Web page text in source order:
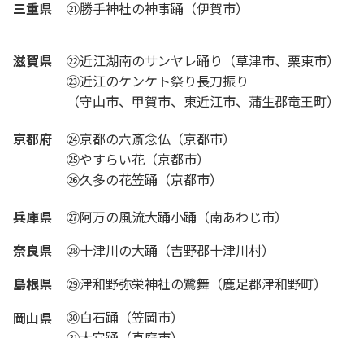
三重県
㉑勝手神社の神事踊（伊賀市）
滋賀県
㉒近江湖南のサンヤレ踊り（草津市、栗東市）
㉓近江のケンケト祭り長刀振り
（守山市、甲賀市、東近江市、蒲生郡竜王町）
京都府
㉔京都の六斎念仏（京都市）
㉕やすらい花（京都市）
㉖久多の花笠踊（京都市）
兵庫県
㉗阿万の風流大踊小踊（南あわじ市）
奈良県
㉘十津川の大踊（吉野郡十津川村）
島根県
㉙津和野弥栄神社の鷺舞（鹿足郡津和野町）
岡山県 ㉚白石踊（笠岡市）